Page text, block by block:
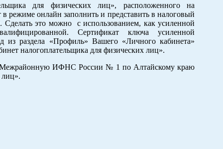
для физических лиц», расположенного на
онлайн заполнить и представить в налоговый
это можно с использованием, как усиленной
Сертификат ключа усиленной
из раздела «Профиль» Вашего «Личного кабинета»
налогоплательщика для физических лиц».
в Межрайонную ИФНС России № 1 по Алтайскому краю
лиц».